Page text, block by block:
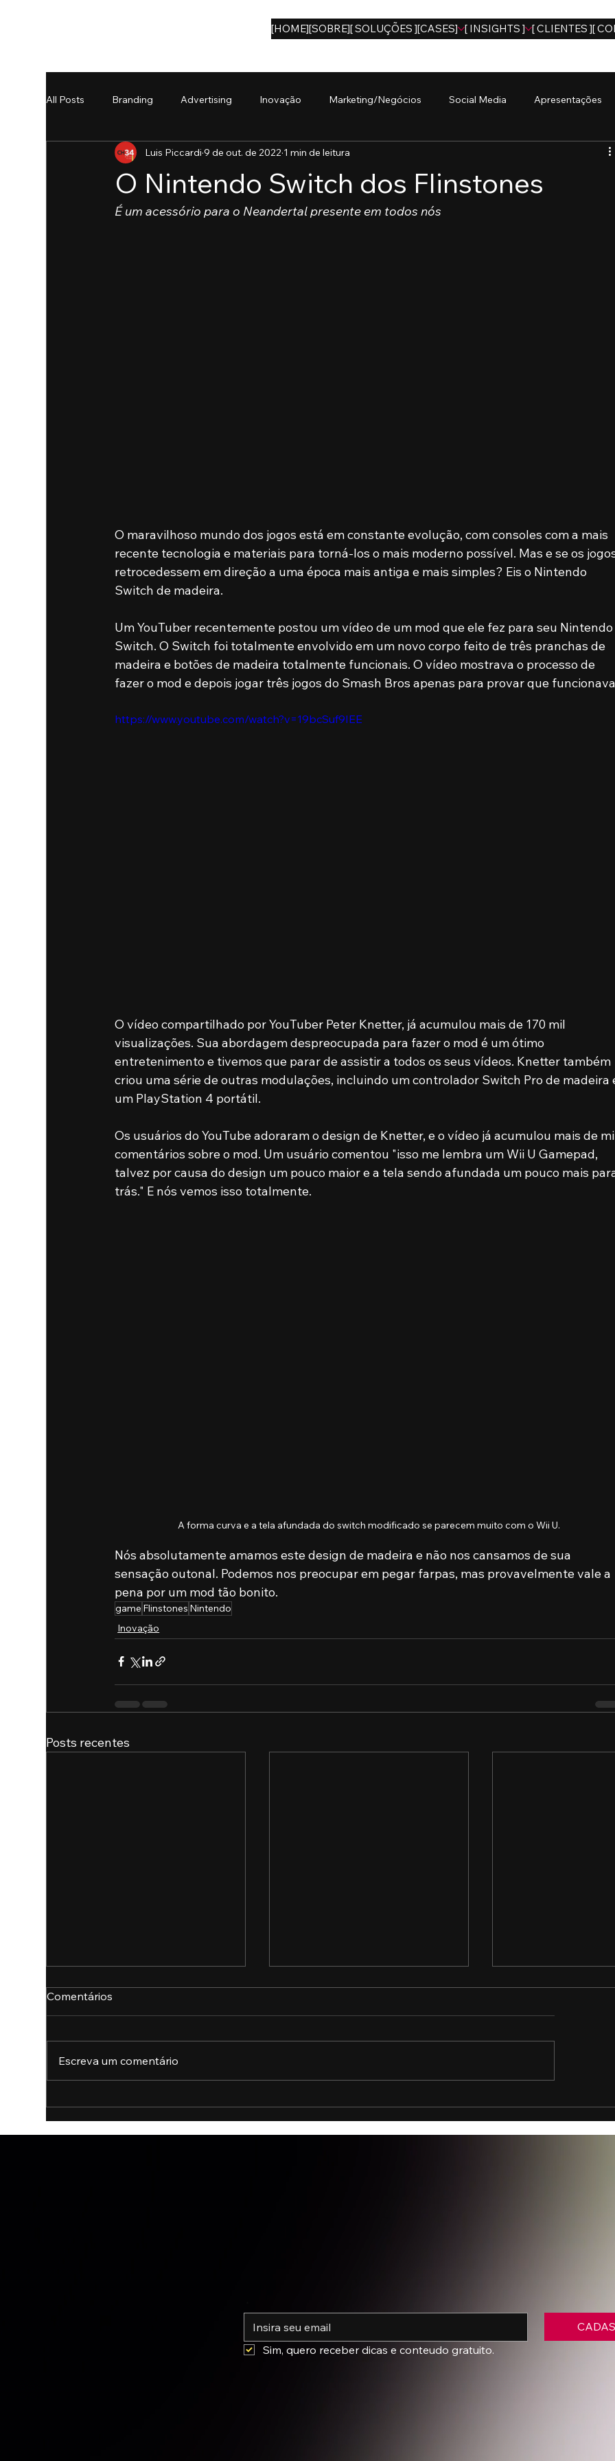
[HOME][SOBRE][ SOLUÇÕES ][CASES] [ INSIGHTS ] [ CLIENTES ][
All Posts Branding Advertising Inovação Marketing/Negócios Social Media Apresentações
eBooks IA
O Nintendo Switch dos Flinstones
Luis Piccardi 9 de out. de 2022 1 min de leitura
É um acessório para o Neandertal presente em todos nós
O maravilhoso mundo dos jogos está em constante evolução, com consoles com a mais
recente tecnologia e materiais para torná-los o mais moderno possível. Mas e se os
retrocedessem em direção a uma época mais antiga e mais simples? Eis o Nintendo
Switch de madeira.
Um YouTuber recentemente postou um vídeo de um mod que ele fez para seu
Switch. O Switch foi totalmente envolvido em um novo corpo feito de três pranchas de
madeira e botões de madeira totalmente funcionais. O vídeo mostrava o processo de
fazer o mod e depois jogar três jogos do Smash Bros apenas para provar que
https://www.youtube.com/watch?v=19bcSuf9IEE
O vídeo compartilhado por YouTuber Peter Knetter, já acumulou mais de 170 mil
visualizações. Sua abordagem despreocupada para fazer o mod é um ótimo
entretenimento e tivemos que parar de assistir a todos os seus vídeos. Knetter também
criou uma série de outras modulações, incluindo um controlador Switch Pro de madeira
um PlayStation 4 portátil.
Os usuários do YouTube adoraram o design de Knetter, e o vídeo já acumulou mais de
comentários sobre o mod. Um usuário comentou "isso me lembra um Wii U Gamepad,
talvez por causa do design um pouco maior e a tela sendo afundada um pouco mais
trás." E nós vemos isso totalmente.
A forma curva e a tela afundada do switch modificado se parecem muito com o Wii U.
Nós absolutamente amamos este design de madeira e não nos cansamos de sua
sensação outonal. Podemos nos preocupar em pegar farpas, mas provavelmente vale a
pena por um mod tão bonito.
game Flinstones Nintendo
Inovação
Posts recentes
mágico para a IA
grande comercial 100% IA
do marketing
com vídeos com IA
Comentários
Escreva um comentário
Sim, quero receber dicas e conteudo gratuito.